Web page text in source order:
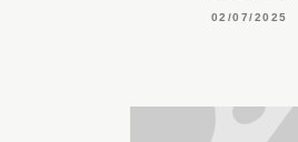
02/07/2025